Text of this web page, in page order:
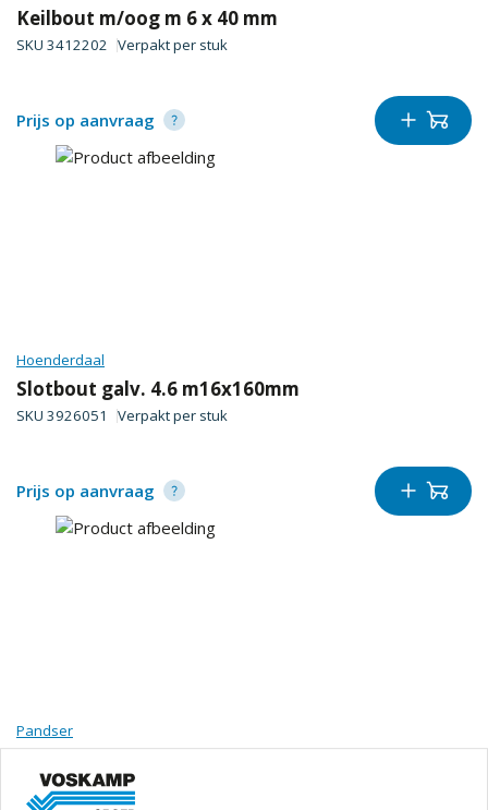
Keilbout m/oog m 6 x 40 mm
SKU 3412202 Verpakt per stuk
Prijs op aanvraag
Hoenderdaal
Slotbout galv. 4.6 m16x160mm
SKU 3926051 Verpakt per stuk
Prijs op aanvraag
Pandser
SKU1708874 Verpakt per